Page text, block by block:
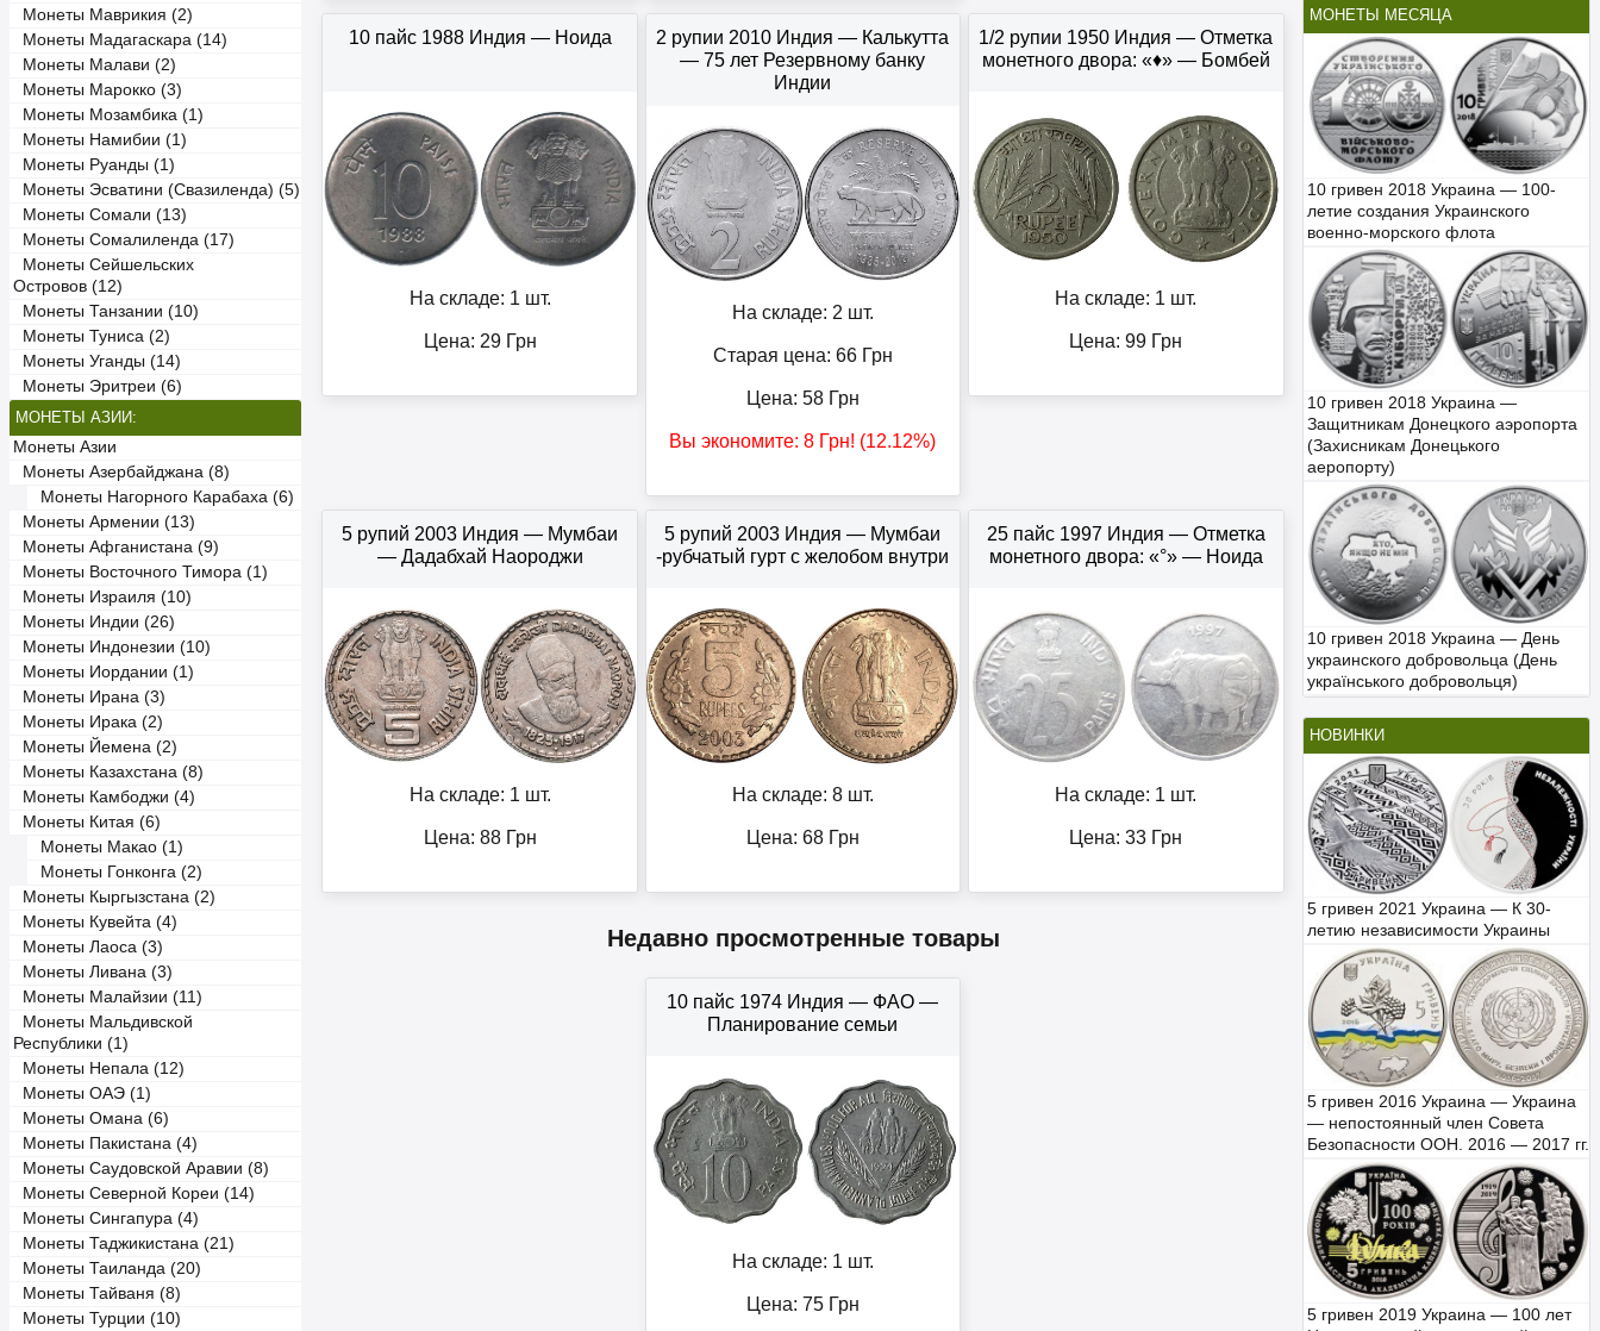
Монеты Маврикия (2)
Монеты Мадагаскара (14)
Монеты Малави (2)
Монеты Марокко (3)
Монеты Мозамбика (1)
Монеты Намибии (1)
Монеты Руанды (1)
Монеты Эсватини (Свазиленда) (5)
Монеты Сомали (13)
Монеты Сомалиленда (17)
Монеты Сейшельских
Островов (12)
Монеты Танзании (10)
Монеты Туниса (2)
Монеты Уганды (14)
Монеты Эритреи (6)
МОНЕТЫ АЗИИ:
Монеты Азии
Монеты Азербайджана (8)
Монеты Нагорного Карабаха (6)
Монеты Армении (13)
Монеты Афганистана (9)
Монеты Восточного Тимора (1)
Монеты Израиля (10)
Монеты Индии (26)
Монеты Индонезии (10)
Монеты Иордании (1)
Монеты Ирана (3)
Монеты Ирака (2)
Монеты Йемена (2)
Монеты Казахстана (8)
Монеты Камбоджи (4)
Монеты Китая (6)
Монеты Макао (1)
Монеты Гонконга (2)
Монеты Кыргызстана (2)
Монеты Кувейта (4)
Монеты Лаоса (3)
Монеты Ливана (3)
Монеты Малайзии (11)
Монеты Мальдивской
Республики (1)
Монеты Непала (12)
Монеты ОАЭ (1)
Монеты Омана (6)
Монеты Пакистана (4)
Монеты Саудовской Аравии (8)
Монеты Северной Кореи (14)
Монеты Сингапура (4)
Монеты Таджикистана (21)
Монеты Таиланда (20)
Монеты Тайваня (8)
Монеты Турции (10)
МОНЕТЫ МЕСЯЦА
10 гривен 2018 Украина — 100-
летие создания Украинского
военно-морского флота
10 гривен 2018 Украина —
Защитникам Донецкого аэропорта
(Захисникам Донецького
аеропорту)
10 гривен 2018 Украина — День
украинского добровольца (День
українського добровольця)
НОВИНКИ
5 гривен 2021 Украина — К 30-
летию независимости Украины
5 гривен 2016 Украина — Украина
— непостоянный член Совета
Безопасности ООН. 2016 — 2017 гг.
5 гривен 2019 Украина — 100 лет
10 пайс 1988 Индия — Ноида
На складе: 1 шт.
Цена: 29Грн
2 рупии 2010 Индия — Калькутта
— 75 лет Резервному банку
Индии
На складе: 2 шт.
Старая цена: 66Грн
Цена: 58Грн
Вы экономите:8 Грн! (12.12%)
1/2 рупии 1950 Индия — Отметка
монетного двора: «♦» — Бомбей
На складе: 1 шт.
Цена:99 Грн
5 рупий 2003 Индия — Мумбаи
— Дадабхай Наороджи
На складе: 1 шт.
Цена: 88Грн
5 рупий 2003 Индия — Мумбаи
-рубчатый гурт с желобом внутри
На складе: 8 шт.
Цена: 68Грн
25 пайс 1997 Индия — Отметка
монетного двора: «°» — Ноида
На складе: 1 шт.
Цена:33 Грн
Недавно просмотренные товары
10 пайс 1974 Индия — ФАО —
Планирование семьи
На складе: 1 шт.
Цена: 75Грн